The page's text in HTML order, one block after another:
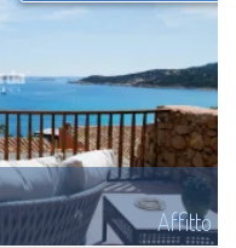
Affitto